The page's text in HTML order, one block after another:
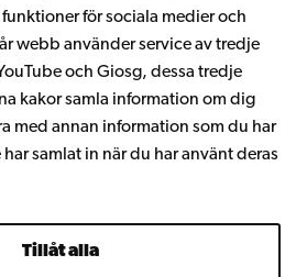
för sociala medier och
webb använder service av tredje
och Giosg, dessa tredje
kakor samla information om dig
med annan information som du har
samlat in när du har använt deras
Tillåt alla
InstagramYouTube LinkedIn Blog Snapchat